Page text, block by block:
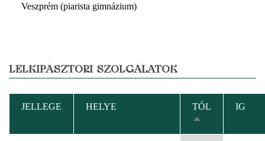
Veszprém (piarista gimnázium)
LELKIPÁSZTORI SZOLGÁLATOK
JELLEGE HELYE
TÓL
CSÖKKENŐ
RENDEZÉS
IG